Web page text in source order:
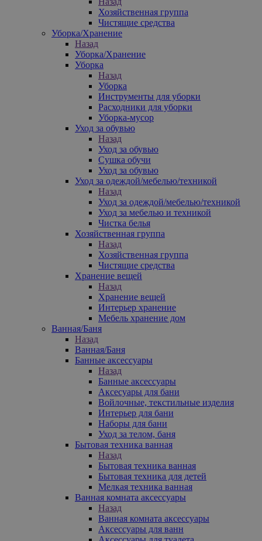
Хозяйственная группа
Чистящие средства
Уборка/Хранение
Назад
Уборка/Хранение
Уборка
Назад
Уборка
Инструменты для уборки
Расходники для уборки
Уборка-мусор
Уход за обувью
Назад
Уход за обувью
Сушка обучи
Уход за обувью
Уход за одеждой/мебелью/техникой
Назад
Уход за одеждой/мебелью/техникой
Уход за мебелью и техникой
Чистка белья
Хозяйственная группа
Назад
Хозяйственная группа
Чистящие средства
Хранение вещей
Назад
Хранение вещей
Интерьер хранение
Мебель хранение дом
Ванная/Баня
Назад
Ванная/Баня
Банные аксессуары
Назад
Банные аксессуары
Аксесуары для бани
Войлочные, текстильные изделия
Интерьер для бани
Наборы для бани
Уход за телом, баня
Бытовая техника ванная
Назад
Бытовая техника ванная
Бытовая техника для детей
Мелкая техника ванная
Ванная комната аксессуары
Назад
Ванная комната аксессуары
Аксессуары для ванн